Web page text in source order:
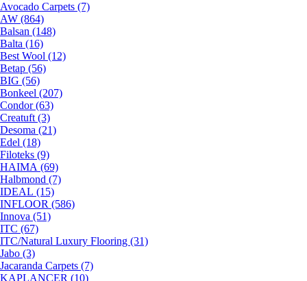
Avocado Carpets (7)
AW (864)
Balsan (148)
Balta (16)
Best Wool (12)
Betap (56)
BIG (56)
Bonkeel (207)
Condor (63)
Creatuft (3)
Desoma (21)
Edel (18)
Filoteks (9)
HAIMA (69)
Halbmond (7)
IDEAL (15)
INFLOOR (586)
Innova (51)
ITC (67)
ITC/Natural Luxury Flooring (31)
Jabo (3)
Jacaranda Carpets (7)
KAPLANCER (10)